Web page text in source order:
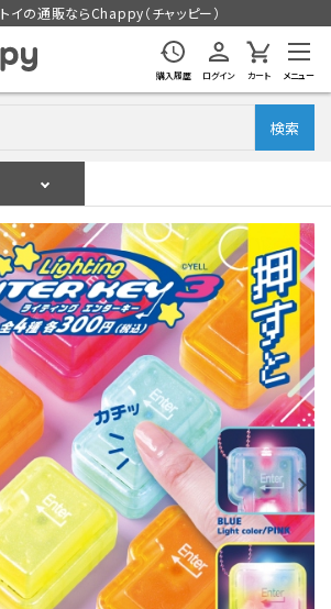
イの通販ならChappy（チャッピー）
購入履歴 ログイン カート メニュー
検索
会員登録
ュールをチェック
シン本体
セル
具